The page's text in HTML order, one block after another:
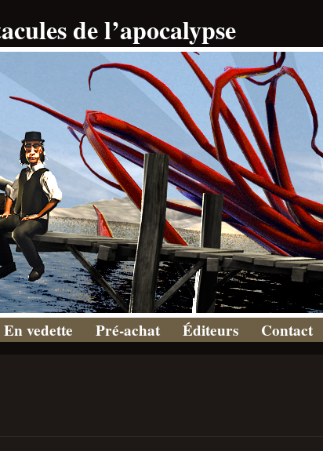
de l’apocalypse
En vedette Pré-achat Éditeurs Contact